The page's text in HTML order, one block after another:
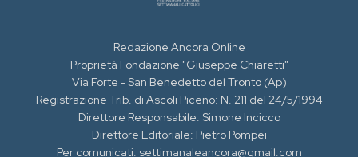
Redazione Ancora Online
Proprietà Fondazione "Giuseppe Chiaretti"
Via Forte - San Benedetto del Tronto (Ap)
Registrazione Trib. di Ascoli Piceno: N. 211 del 24/5/1994
Direttore Responsabile: Simone Incicco
Direttore Editoriale: Pietro Pompei
Per comunicati: settimanaleancora@gmail.com